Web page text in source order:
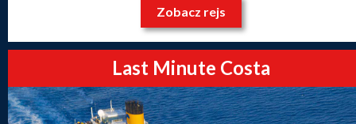
Zobacz rejs
Last Minute Costa